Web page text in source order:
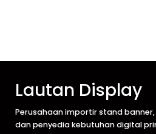
Lautan Display
Perusahaan importir stand
dan penyedia kebutuhan digital